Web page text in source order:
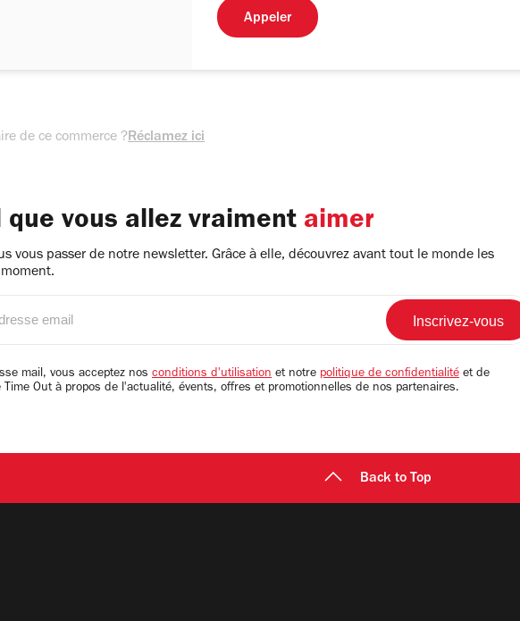
Appeler
de ce commerce ?Réclamez ici
que vous allez vraiment aimer
vous passer de notre newsletter. Grâce à elle, découvrez avant tout le monde les
mail, vous acceptez nos conditions d'utilisation et notre politique de confidentialité et de
Time Out à propos de l'actualité, évents, offres et promotionnelles de nos partenaires.
Back to Top